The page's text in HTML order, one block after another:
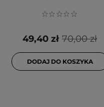
70,00 zł
49,40 zł
DODAJ DO KOSZYKA